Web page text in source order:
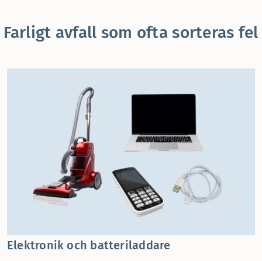
Farligt avfall som ofta sorteras fel
Elektronik och batteriladdare